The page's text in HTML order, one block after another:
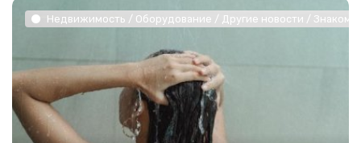
Недвижимость / Оборудование / Другие новости /